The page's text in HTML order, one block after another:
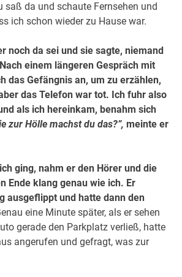
saß da und schaute Fernsehen und
ich schon wieder zu Hause war.
noch da sei und sie sagte, niemand
einem längeren Gespräch mit
das Gefängnis an, um zu erzählen,
das Telefon war tot. Ich fuhr also
als ich hereinkam, benahm sich
zur Hölle machst du das?”, meinte er
ging, nahm er den Hörer und die
Ende klang genau wie ich. Er
ausgeflippt und hatte dann den
eine Minute später, als er sehen
gerade den Parkplatz verließ, hatte
angerufen und gefragt, was zur